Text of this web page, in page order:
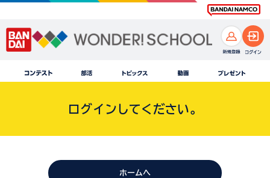
ログインしてください。
ホームへ